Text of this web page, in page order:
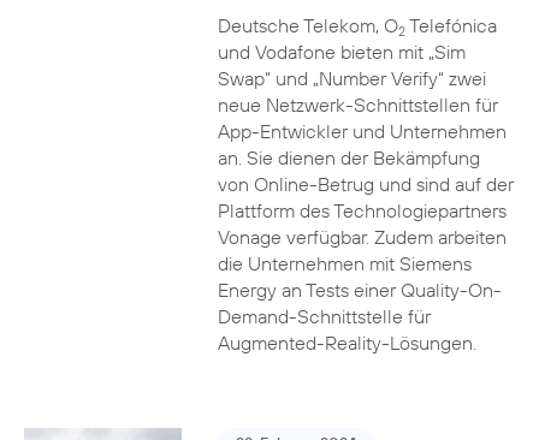
Deutsche Telekom, O2Telefónica
und Vodafone bieten mit „Sim
Swap“ und „Number Verify“ zwei
neue Netzwerk-Schnittstellen für
App-Entwickler und Unternehmen
an. Sie dienen der Bekämpfung
von Online-Betrug und sind auf der
Plattform des Technologiepartners
Vonage verfügbar. Zudem arbeiten
die Unternehmen mit Siemens
Energy an Tests einer Quality-On-
Demand-Schnittstelle für
Augmented-Reality-Lösungen.